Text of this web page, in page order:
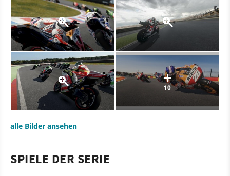
10
alle Bilder ansehen
SPIELE DER SERIE